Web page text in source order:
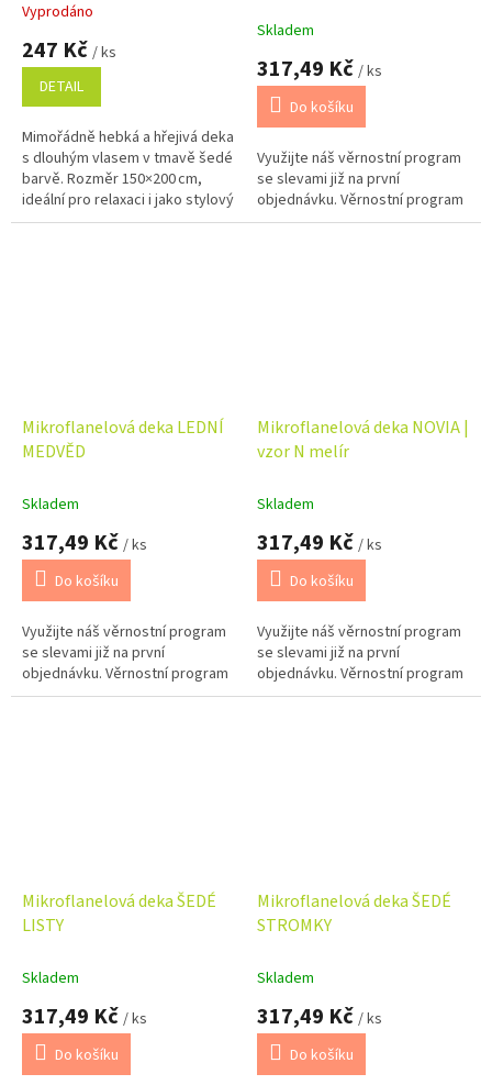
Průměrné
hodnocení
produktu
5,0
5
hvězdiček.
Vyprodáno
247 Kč / ks
DETAIL
Mimořádně hebká a hřejivá deka
s dlouhým vlasem v tmavě šedé
barvě. Rozměr 150×200 cm,
ideální pro relaxaci i jako stylový
doplněk. Příjemná na dotek a
Skladem
317,49 Kč / ks
Do košíku
Využijte náš věrnostní program
se slevami již na první
objednávku. Věrnostní program
Mikroflanelová deka LEDNÍ
MEDVĚD
Skladem
317,49 Kč / ks
Do košíku
Využijte náš věrnostní program
se slevami již na první
objednávku. Věrnostní program
Mikroflanelová deka NOVIA |
vzor N melír
Skladem
317,49 Kč / ks
Do košíku
Využijte náš věrnostní program
se slevami již na první
objednávku. Věrnostní program
Mikroflanelová deka ŠEDÉ
LISTY
Skladem
317,49 Kč / ks
Do košíku
Mikroflanelová deka ŠEDÉ
STROMKY
Skladem
317,49 Kč / ks
Do košíku